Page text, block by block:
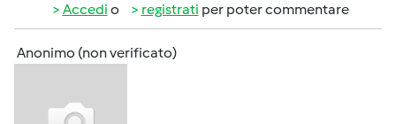
Accedi o registrati per poter commentare
Anonimo (non verificato)